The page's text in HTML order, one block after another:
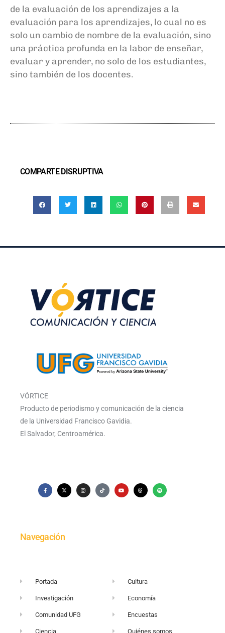
de la evaluación de los aprendizajes a la
evaluación para los aprendizajes, lo cual no es
solo un cambio de nombre de la evaluación, sino
una práctica profunda en la labor de enseñar,
evaluar y aprender, no solo de los estudiantes,
sino también de los docentes.
COMPARTE DISRUPTIVA
VÓRTICE
Producto de periodismo y comunicación de la ciencia
de la Universidad Francisco Gavidia.
El Salvador, Centroamérica.
Navegación
Portada
Investigación
Comunidad UFG
Ciencia
Cultura
Economía
Encuestas
Quiénes somos